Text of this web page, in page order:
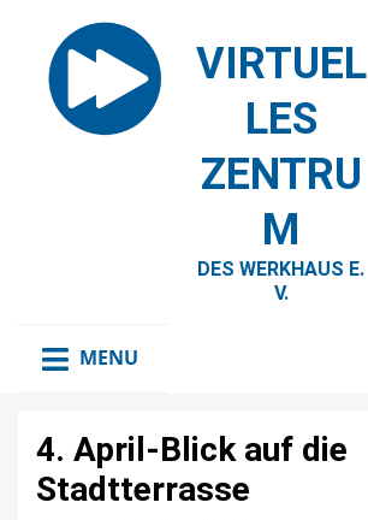
VIRTUEL
LES
ZENTRU
M
DES WERKHAUS E.
V.
MENU
4. April-Blick auf die
Stadtterrasse